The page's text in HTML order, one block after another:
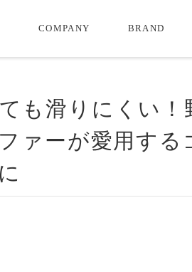
COMPANY BRAND
も滑りにくい！
ァーが愛用する